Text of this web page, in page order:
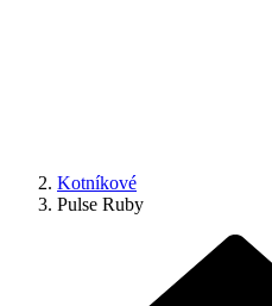
Kotníkové
Pulse Ruby